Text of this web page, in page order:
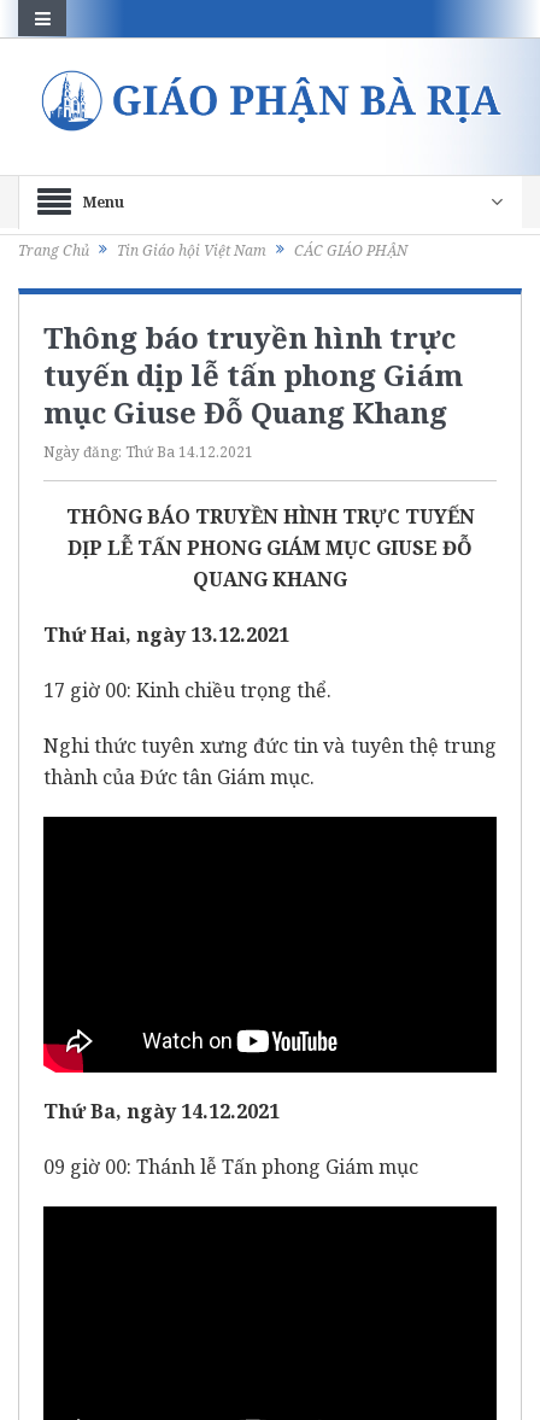
Menu
Trang Chủ Tin Giáo hội Việt Nam CÁC GIÁO PHẬN
Thông báo truyền hình trực
tuyến dịp lễ tấn phong Giám
mục Giuse Đỗ Quang Khang
Ngày đăng: Thứ Ba 14.12.2021
THÔNG BÁO TRUYỀN HÌNH TRỰC TUYẾN
DỊP LỄ TẤN PHONG GIÁM MỤC GIUSE ĐỖ
QUANG KHANG
Thứ Hai, ngày 13.12.2021
17 giờ 00: Kinh chiều trọng thể.
Nghi thức tuyên xưng đức tin và tuyên thệ trung
thành của Đức tân Giám mục.
Thứ Ba, ngày 14.12.2021
09 giờ 00: Thánh lễ Tấn phong Giám mục